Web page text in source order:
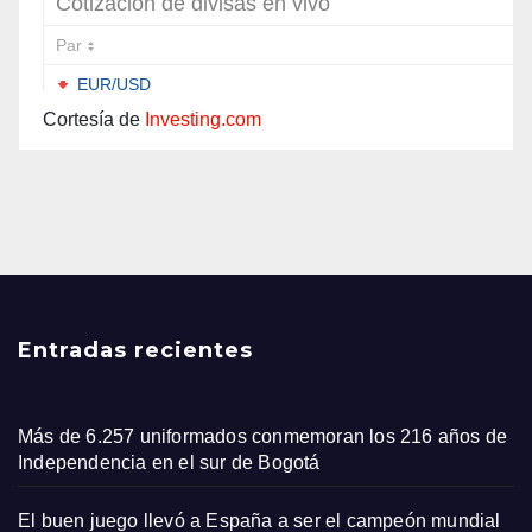
Cortesía de Investing.com
Entradas recientes
Más de 6.257 uniformados conmemoran los 216 años de
Independencia en el sur de Bogotá
El buen juego llevó a España a ser el campeón mundial